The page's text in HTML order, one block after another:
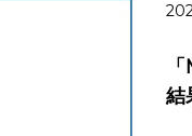
結